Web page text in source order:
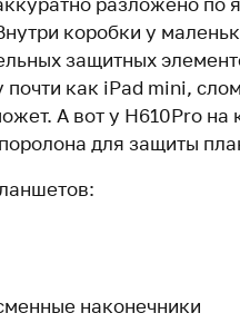
коробки у
защитных
как iPad mini,
А вот у H610Pro на
для защиты
наконечники